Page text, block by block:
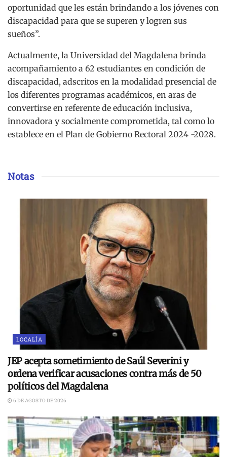
oportunidad que les están brindando a los jóvenes con
discapacidad para que se superen y logren sus
sueños”.
Actualmente, la Universidad del Magdalena brinda
acompañamiento a 62 estudiantes en condición de
discapacidad, adscritos en la modalidad presencial de
los diferentes programas académicos, en aras de
convertirse en referente de educación inclusiva,
innovadora y socialmente comprometida, tal como lo
establece en el Plan de Gobierno Rectoral 2024 -2028.
Notas
LOCALÍA
JEP acepta sometimiento de Saúl Severini y
ordena verificar acusaciones contra más de 50
políticos del Magdalena
6 DE AGOSTO DE 2026